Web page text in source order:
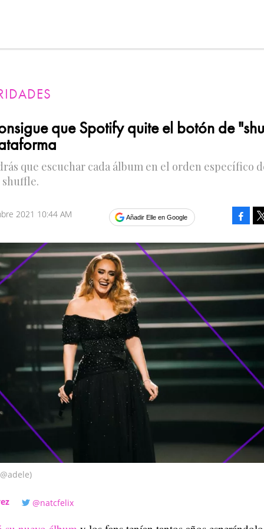
que Spotify quite el botón de
que escuchar cada álbum en el orden específico
2021 10:44 AM Añadir Elle en Google
@natcfelix